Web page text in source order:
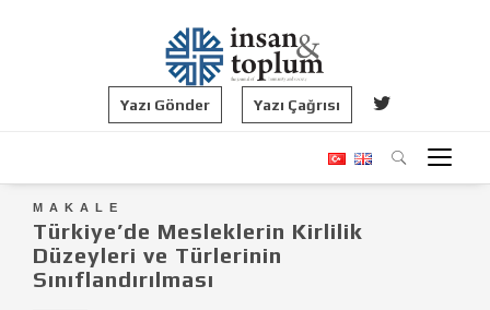
Yazı Gönder Yazı Çağrısı
MAKALE
Türkiye’de Mesleklerin Kirlilik
Düzeyleri ve Türlerinin
Sınıflandırılması